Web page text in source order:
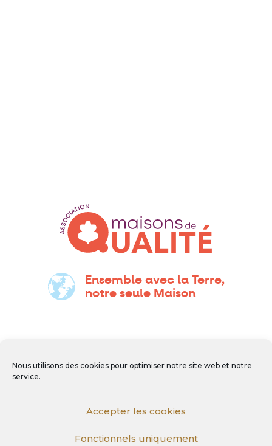
Nous utilisons des cookies pour optimiser notre site web et notre
service.
Accepter les cookies
Fonctionnels uniquement
Ensemble avec la Terre,
notre seule Maison